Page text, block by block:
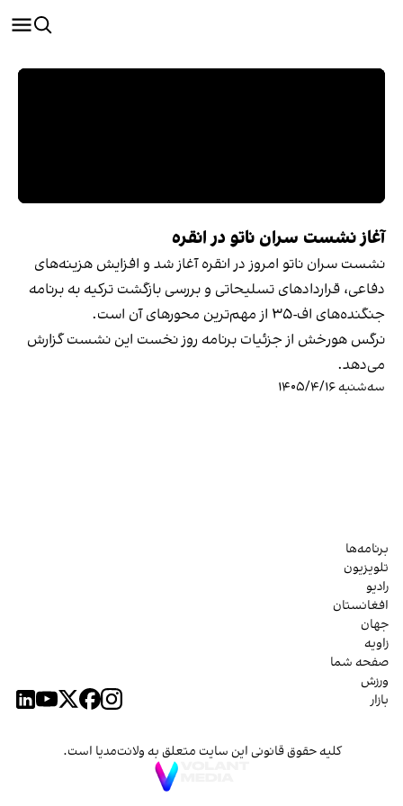
آغاز نشست سران ناتو در انقره
نشست سران ناتو امروز در انقره آغاز شد و افزایش هزینه‌های
دفاعی، قراردادهای تسلیحاتی و بررسی بازگشت ترکیه به برنامه
جنگنده‌های اف-۳۵ از مهم‌ترین محورهای آن است.
نرگس هورخش از جزئیات برنامه روز نخست این نشست گزارش
می‌دهد.
سه‌شنبه ۱۴۰۵/۴/۱۶
برنامه‌ها
تلویزیون
رادیو
افغانستان
جهان
زاویه
صفحه شما
ورزش
بازار
کلیه حقوق قانونی این سایت متعلق به ولانت‌مدیا است.